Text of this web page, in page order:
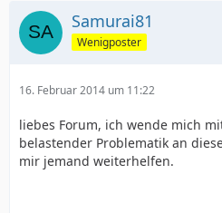
Samurai81
Wenigposter
16. Februar 2014 um 11:22
liebes Forum, ich wende mich
belastender Problematik an
mir jemand weiterhelfen.